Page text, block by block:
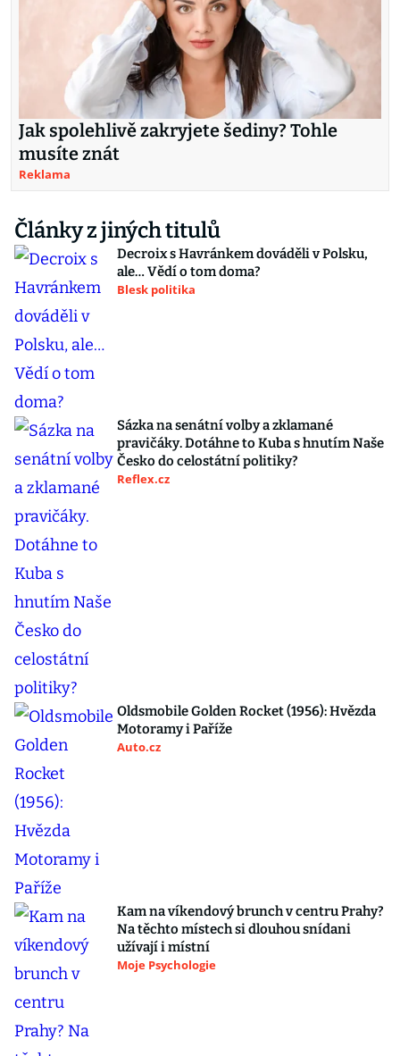
Jak spolehlivě zakryjete šediny? Tohle
musíte znát
Reklama
Články z jiných titulů
Decroix s Havránkem dováděli v Polsku,
ale… Vědí o tom doma?
Blesk politika
Sázka na senátní volby a zklamané
pravičáky. Dotáhne to Kuba s hnutím Naše
Česko do celostátní politiky?
Reflex.cz
Oldsmobile Golden Rocket (1956): Hvězda
Motoramy i Paříže
Auto.cz
Kam na víkendový brunch v centru Prahy?
Na těchto místech si dlouhou snídani
užívají i místní
Moje Psychologie